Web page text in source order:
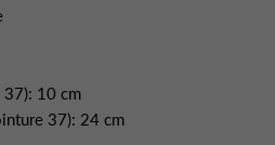
37): 10 cm
37): 24 cm